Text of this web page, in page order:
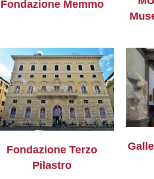
Fondazione Memmo
Fondazione Terzo
Pilastro